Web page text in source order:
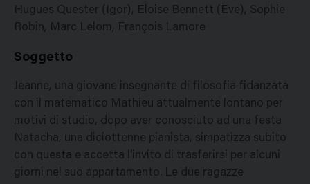
Hugues Quester (Igor), Eloise Bennett (Eve), Sophie
Robin, Marc Lelom, François Lamore
Soggetto
Jeanne, una giovane insegnante di filosofia fidanzata
con il matematico Mathieu attualmente lontano per
motivi di studio, dopo aver conosciuto ad una festa
Natacha, una diciottenne pianista, simpatizza subito
con questa e accetta l'invito di trasferirsi per alcuni
giorni nel suo appartamento. Le due ragazze